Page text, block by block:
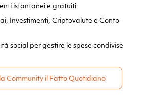
istantanei e gratuiti
Investimenti, Criptovalute e Conto
social per gestire le spese condivise
Community il Fatto Quotidiano